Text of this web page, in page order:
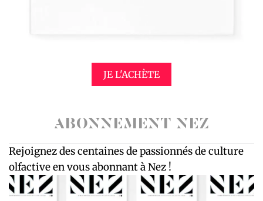
JE L'ACHÈTE
ABONNEMENT NEZ
Rejoignez des centaines de passionnés de culture
olfactive en vous abonnant à Nez !